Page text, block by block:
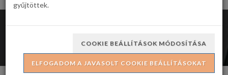
Városi rendezvények
gyűjtöttek.
COOKIE BEÁLLÍTÁSOK MÓDOSÍTÁSA
ELFOGADOM A JAVASOLT COOKIE BEÁLLÍTÁSOKAT